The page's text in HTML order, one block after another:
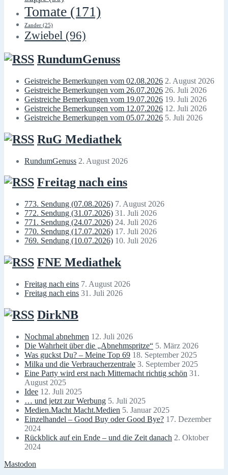
Tomate (171)
Zander (25)
Zwiebel (96)
RundumGenuss
Geistreiche Bemerkungen vom 02.08.2026 2. August 2026
Geistreiche Bemerkungen vom 26.07.2026 26. Juli 2026
Geistreiche Bemerkungen vom 19.07.2026 19. Juli 2026
Geistreiche Bemerkungen vom 12.07.2026 12. Juli 2026
Geistreiche Bemerkungen vom 05.07.2026 5. Juli 2026
RuG Mediathek
RundumGenuss 2. August 2026
Freitag nach eins
773. Sendung (07.08.2026) 7. August 2026
772. Sendung (31.07.2026) 31. Juli 2026
771. Sendung (24.07.2026) 24. Juli 2026
770. Sendung (17.07.2026) 17. Juli 2026
769. Sendung (10.07.2026) 10. Juli 2026
FNE Mediathek
Freitag nach eins 7. August 2026
Freitag nach eins 31. Juli 2026
DirkNB
Nochmal abnehmen 12. Juli 2026
Die Wahrheit über die „Abnehmspritze“ 5. März 2026
Was guckst Du? – Meine Top 69 18. September 2025
Milka und die Verbraucherzentrale 3. September 2025
Eine Party wird erst nach Mitternacht richtig schön 31.
August 2025
Idee 12. Juli 2025
… und jetzt zur Werbung 5. Juli 2025
Medien.Macht Macht.Medien 5. Januar 2025
Einzelhandel – Good Buy oder Good Bye? 17. Dezember
2024
Rückblick auf ein Ende – und die Zeit danach 2. Oktober
2024
Mastodon